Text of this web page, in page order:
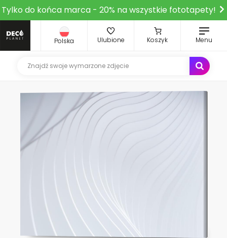
Tylko do końca marca - 20% na wszystkie fototapety!
Polska Ulubione Koszyk Menu